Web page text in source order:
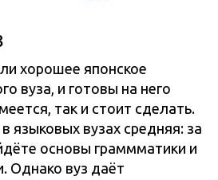
хорошее японское
вуза, и готовы на него
так и стоит сделать.
языковых вузах средняя: за
основы граммматики и
Однако вуз даёт